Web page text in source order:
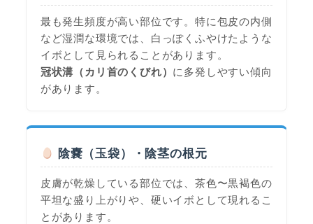
最も発生頻度が高い部位です。特に包皮の内側
など湿潤な環境では、白っぽくふやけたような
イボとして見られることがあります。
冠状溝（カリ首のくびれ） に多発しやすい傾向
があります。
陰嚢（玉袋）・陰茎の根元
皮膚が乾燥している部位では、茶色〜黒褐色の
平坦な盛り上がりや、硬いイボとして現れるこ
とがあります。